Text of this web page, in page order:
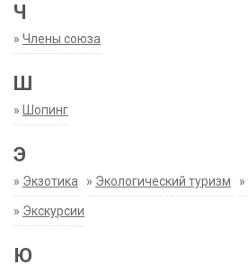
Ч
» Члены союза
Ш
» Шопинг
Э
» Экзотика » Экологический туризм »
» Экскурсии
Ю